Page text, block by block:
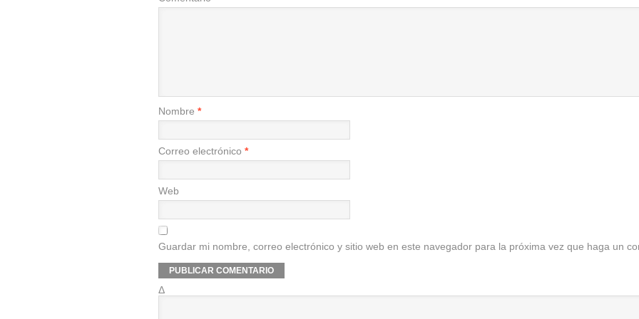
Nombre *
Correo electrónico *
Web
Guardar mi nombre, correo electrónico y sitio web en este navegador para la próxima vez que haga un
Δ